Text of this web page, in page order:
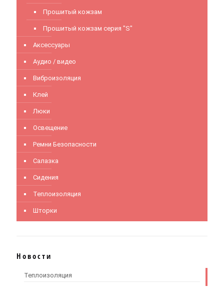
Прошитый кожзам
Прошитый кожзам серия "S"
Аксессуары
Аудио / видео
Виброизоляция
Клей
Люки
Освещение
Ремни Безопасности
Салазка
Сидения
Теплоизоляция
Шторки
Новости
Теплоизоляция